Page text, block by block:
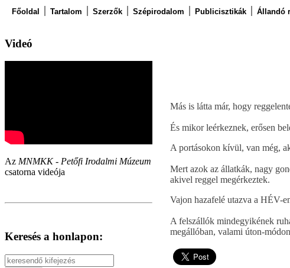
Főoldal Tartalom Szerzők Szépirodalom Publicisztikák Állandó
Videó
Az MNMKK - Petőfi Irodalmi Múzeum
csatorna videója
Keresés a honlapon:
Más is látta már, hogy
És mikor leérkeznek, erősen
A portásokon kívül, van még,
Mert azok az állatkák, nagy
akivel reggel megérkeztek.
Vajon hazafelé utazva a HÉV-
A felszállók mindegyikének
megállóban, valami úton-